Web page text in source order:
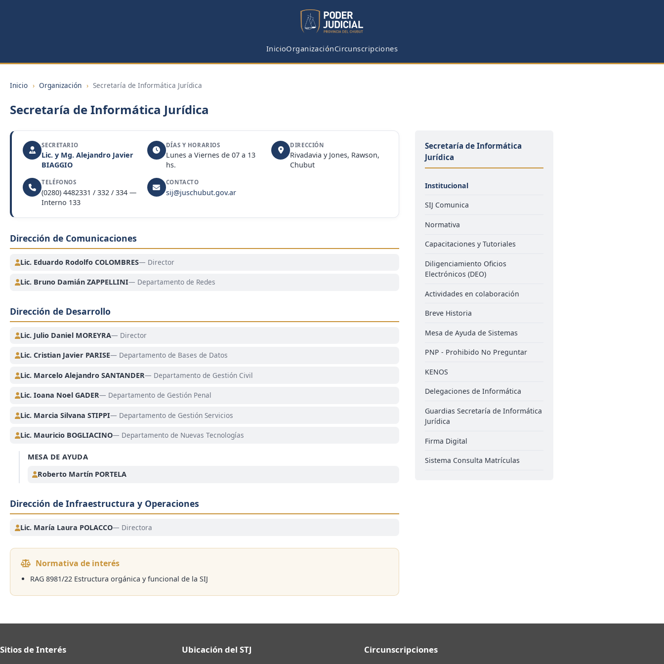
InicioOrganizaciónCircunscripciones
Inicio › Organización › Secretaría de Informática Jurídica
Secretaría de Informática Jurídica
SECRETARIO
Lic. y Mg. Alejandro Javier
BIAGGIO
DÍAS Y HORARIOS
Lunes a Viernes de 07 a 13
hs.
DIRECCIÓN
Rivadavia y Jones, Rawson,
Chubut
TELÉFONOS
(0280) 4482331 / 332 / 334 —
Interno 133
CONTACTO
sij@juschubut.gov.ar
Dirección de Comunicaciones
Lic. Eduardo Rodolfo COLOMBRES— Director
Lic. Bruno Damián ZAPPELLINI— Departamento de Redes
Dirección de Desarrollo
Lic. Julio Daniel MOREYRA— Director
Lic. Cristian Javier PARISE— Departamento de Bases de Datos
Lic. Marcelo Alejandro SANTANDER— Departamento de Gestión Civil
Lic. Ioana Noel GADER— Departamento de Gestión Penal
Lic. Marcia Silvana STIPPI— Departamento de Gestión Servicios
Lic. Mauricio BOGLIACINO— Departamento de Nuevas Tecnologías
MESA DE AYUDA
Roberto Martín PORTELA
Dirección de Infraestructura y Operaciones
Lic. María Laura POLACCO— Directora
Normativa de interés
RAG 8981/22 Estructura orgánica y funcional de la SIJ
Secretaría de Informática
Jurídica
Institucional
SIJ Comunica
Normativa
Capacitaciones y Tutoriales
Diligenciamiento Oficios
Electrónicos (DEO)
Actividades en colaboración
Breve Historia
Mesa de Ayuda de Sistemas
PNP - Prohibido No Preguntar
KENOS
Delegaciones de Informática
Guardias Secretaría de Informática
Jurídica
Firma Digital
Sistema Consulta Matrículas
Sitios de Interés Ubicación del STJ Circunscripciones